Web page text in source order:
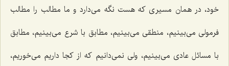
خود، در همان مسیری که هست نگه می‌دارد و ما مطالب را مطالب
فرمولی می‌بینیم، منطقی می‌بینیم، مطابق با شرع می‌بینیم، مطابق
با مسائل عادی می‌بینیم، ولی نمی‌دانیم که از کجا داریم می‌خوریم،